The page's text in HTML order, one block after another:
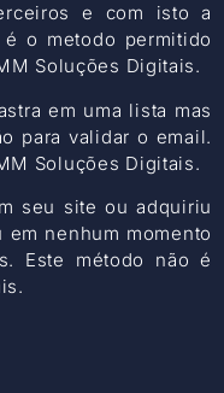
e com isto a
o metodo permitido
Soluções Digitais.
em uma lista mas
para validar o email.
Soluções Digitais.
seu site ou adquiriu
nenhum momento
Este método não é